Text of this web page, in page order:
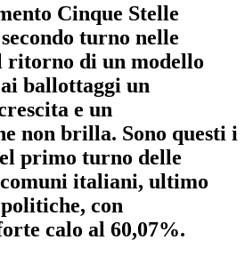
Cinque Stelle
turno nelle
di un modello
ballottaggi un
e un
non brilla. Sono questi i
primo turno delle
italiani, ultimo
con
calo al 60,07%.